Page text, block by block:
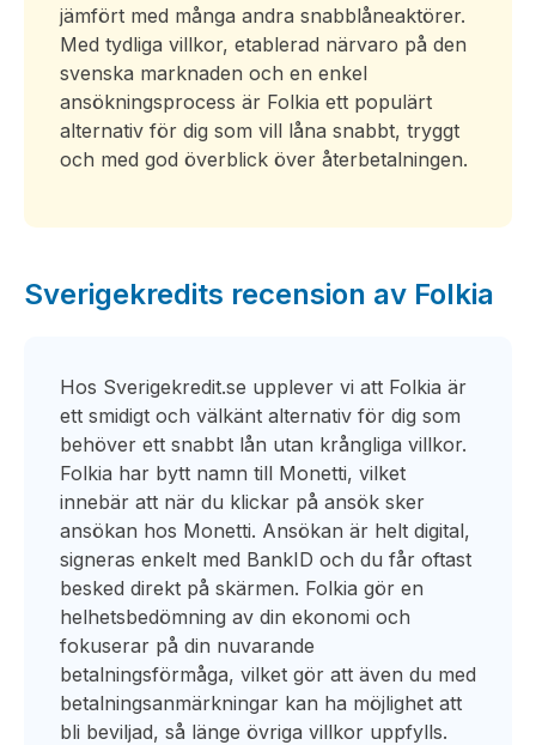
jämfört med många andra snabblåneaktörer.
Med tydliga villkor, etablerad närvaro på den
svenska marknaden och en enkel
ansökningsprocess är Folkia ett populärt
alternativ för dig som vill låna snabbt, tryggt
och med god överblick över återbetalningen.
Sverigekredits recension av Folkia
Hos Sverigekredit.se upplever vi att Folkia är
ett smidigt och välkänt alternativ för dig som
behöver ett snabbt lån utan krångliga villkor.
Folkia har bytt namn till Monetti, vilket
innebär att när du klickar på ansök sker
ansökan hos Monetti. Ansökan är helt digital,
signeras enkelt med BankID och du får oftast
besked direkt på skärmen. Folkia gör en
helhetsbedömning av din ekonomi och
fokuserar på din nuvarande
betalningsförmåga, vilket gör att även du med
betalningsanmärkningar kan ha möjlighet att
bli beviljad, så länge övriga villkor uppfylls.